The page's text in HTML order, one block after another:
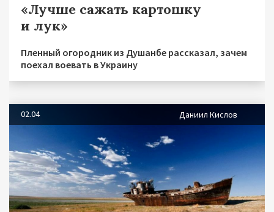
«Лучше сажать картошку
и лук»
Пленный огородник из Душанбе рассказал, зачем
поехал воевать в Украину
02.04 Даниил Кислов